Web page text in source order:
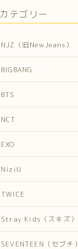
カテゴリー
NJZ（旧NewJeans）
BIGBANG
BTS
NCT
EXO
NiziU
TWICE
Stray Kids（スキズ）
SEVENTEEN（セブチ）